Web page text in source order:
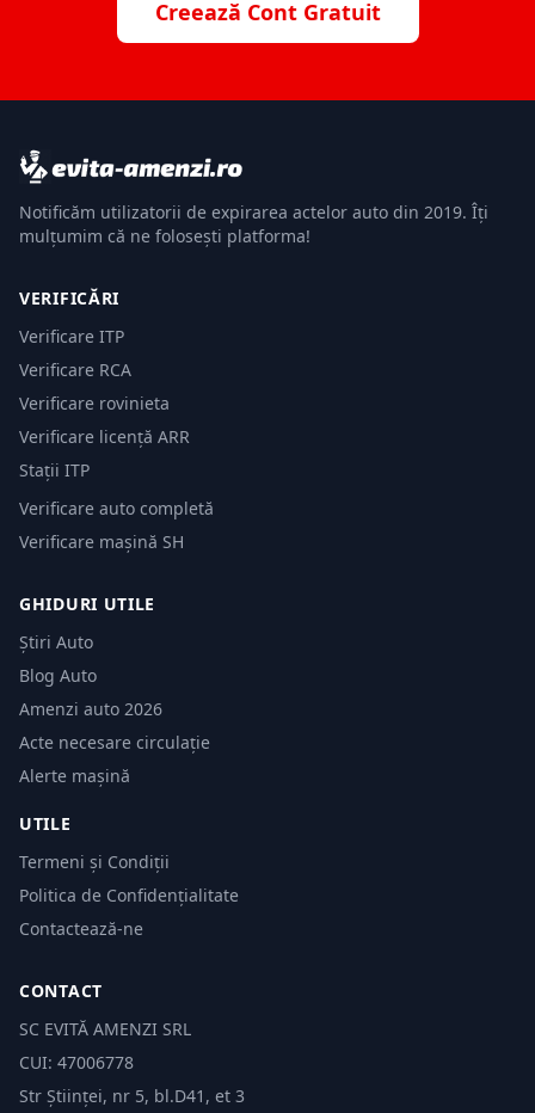
Creează Cont Gratuit
Notificăm utilizatorii de expirarea actelor auto din 2019. Îți
mulțumim că ne folosești platforma!
VERIFICĂRI
Verificare ITP
Verificare RCA
Verificare rovinieta
Verificare licență ARR
Stații ITP
Verificare auto completă
Verificare mașină SH
GHIDURI UTILE
Știri Auto
Blog Auto
Amenzi auto 2026
Acte necesare circulație
Alerte mașină
UTILE
Termeni și Condiții
Politica de Confidențialitate
Contactează-ne
CONTACT
SC EVITĂ AMENZI SRL
CUI: 47006778
Str Științei, nr 5, bl.D41, et 3